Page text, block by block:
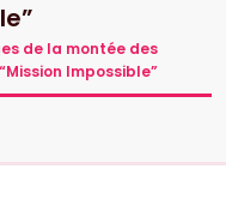
de la montée des
Impossible”